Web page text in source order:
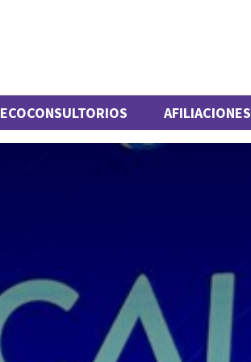
ECOCONSULTORIOS AFILIACIONES